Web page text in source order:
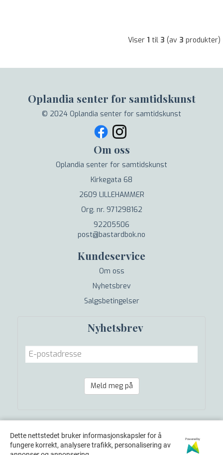
Viser 1 til 3 (av 3 produkter)
Oplandia senter for samtidskunst
© 2024 Oplandia senter for samtidskunst
Om oss
Oplandia senter for samtidskunst
Kirkegata 68
2609 LILLEHAMMER
Org. nr. 971298162
92205506
post@bastardbok.no
Kundeservice
Om oss
Nyhetsbrev
Salgsbetingelser
Nyhetsbrev
Meld meg på
Dette nettstedet bruker informasjonskapsler for å
fungere korrekt, analysere trafikk, personalisering av
Powered by